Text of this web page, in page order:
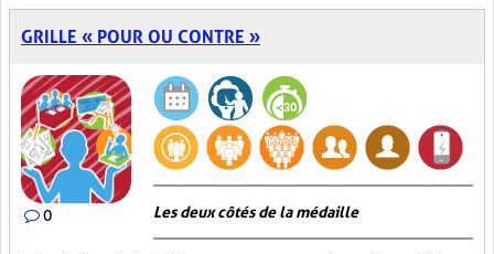
GRILLE « POUR OU CONTRE »
0 Les deux côtés de la médaille